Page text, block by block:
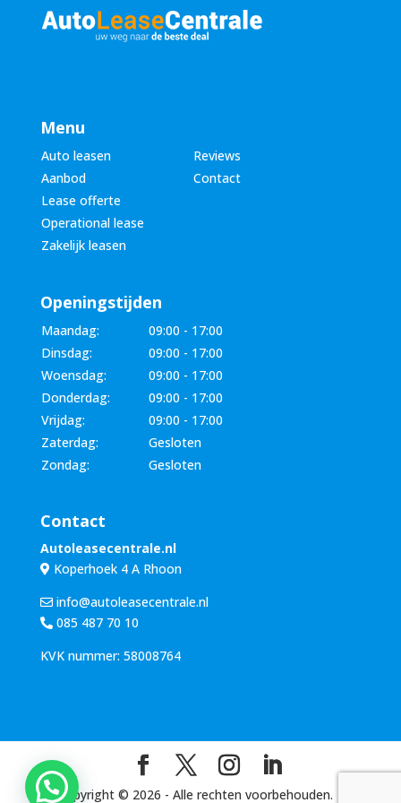
Menu
Auto leasen
Reviews
Aanbod
Contact
Lease offerte
Operational lease
Zakelijk leasen
Openingstijden
Maandag:
09:00 - 17:00
Dinsdag:
09:00 - 17:00
Woensdag:
09:00 - 17:00
Donderdag:
09:00 - 17:00
Vrijdag:
09:00 - 17:00
Zaterdag:
Gesloten
Zondag:
Gesloten
Contact
Autoleasecentrale.nl
Koperhoek 4 A Rhoon
info@autoleasecentrale.nl
085 487 70 10
KVK nummer: 58008764
Copyright © 2026 - Alle rechten voorbehouden. |